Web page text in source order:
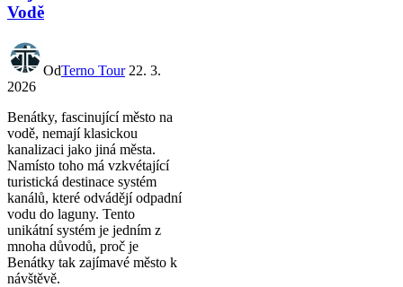
Vodě
OdTerno Tour 22. 3.
2026
Benátky, fascinující město na
vodě, nemají klasickou
kanalizaci jako jiná města.
Namísto toho má vzkvétající
turistická destinace systém
kanálů, které odvádějí odpadní
vodu do laguny. Tento
unikátní systém je jedním z
mnoha důvodů, proč je
Benátky tak zajímavé město k
návštěvě.